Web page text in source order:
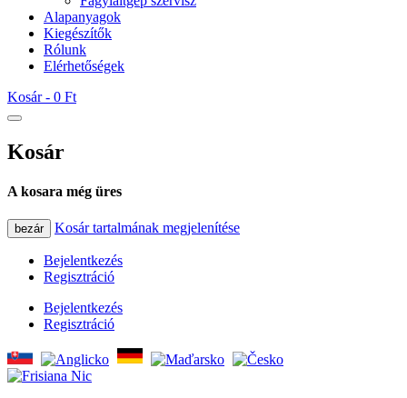
Alapanyagok
Kiegészítők
Rólunk
Elérhetőségek
Kosár - 0 Ft
Kosár
A kosara még üres
bezár Kosár tartalmának megjelenítése
Bejelentkezés
Regisztráció
Bejelentkezés
Regisztráció